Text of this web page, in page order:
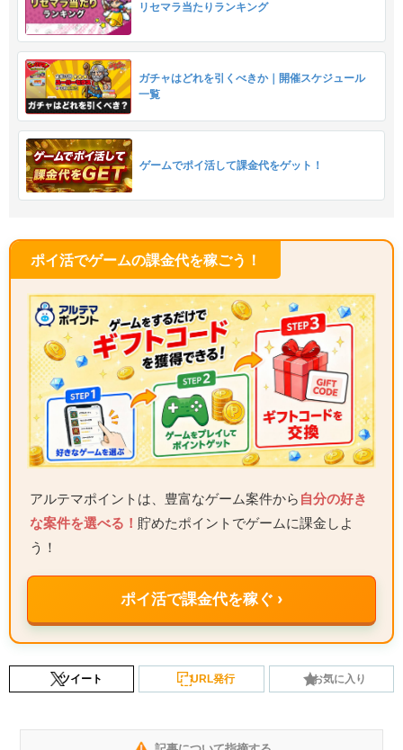
リセマラ当たりランキング
ガチャはどれを引くべきか｜開催スケジュール
一覧
ゲームでポイ活して課金代をゲット！
ポイ活でゲームの課金代を稼ごう！
アルテマポイントは、豊富なゲーム案件から 自分の好き
な案件を選べる！ 貯めたポイントでゲームに課金しよ
う！
ポイ活で課金代を稼ぐ ›
ツイート URL発行 お気に入り